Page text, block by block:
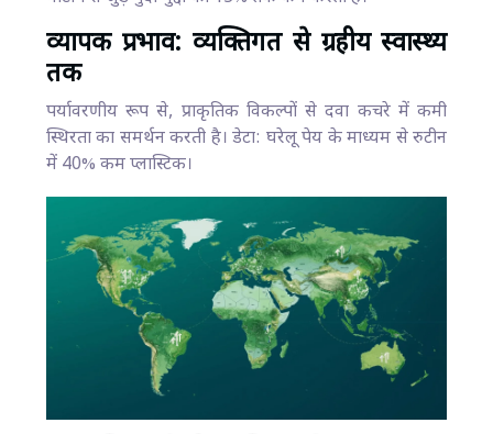
व्यापक प्रभाव: व्यक्तिगत से ग्रहीय स्वास्थ्य
तक
पर्यावरणीय रूप से, प्राकृतिक विकल्पों से दवा कचरे में कमी
स्थिरता का समर्थन करती है। डेटा: घरेलू पेय के माध्यम से रुटीन
में 40% कम प्लास्टिक।